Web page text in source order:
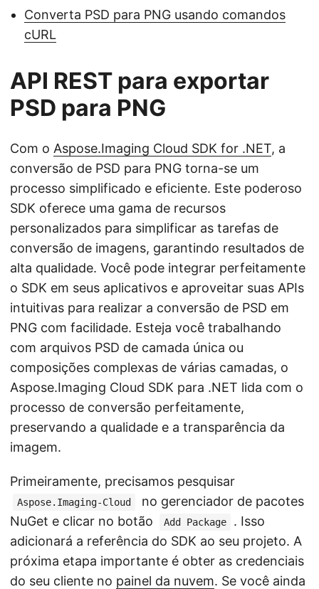
Converta PSD para PNG usando comandos
cURL
API REST para exportar
PSD para PNG
Com o Aspose.Imaging Cloud SDK for .NET, a
conversão de PSD para PNG torna-se um
processo simplificado e eficiente. Este poderoso
SDK oferece uma gama de recursos
personalizados para simplificar as tarefas de
conversão de imagens, garantindo resultados de
alta qualidade. Você pode integrar perfeitamente
o SDK em seus aplicativos e aproveitar suas APIs
intuitivas para realizar a conversão de PSD em
PNG com facilidade. Esteja você trabalhando
com arquivos PSD de camada única ou
composições complexas de várias camadas, o
Aspose.Imaging Cloud SDK para .NET lida com o
processo de conversão perfeitamente,
preservando a qualidade e a transparência da
imagem.
Primeiramente, precisamos pesquisar
Aspose.Imaging-Cloud
no gerenciador de pacotes
NuGet e clicar no botão
Add Package
. Isso
adicionará a referência do SDK ao seu projeto. A
próxima etapa importante é obter as credenciais
do seu cliente no painel da nuvem. Se você ainda